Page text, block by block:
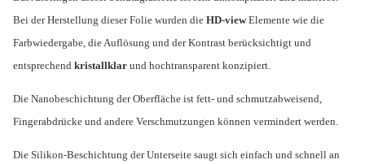
Bei der Herstellung dieser Folie wurden die HD-viewElemente wie die
Farbwiedergabe, die Auflösung und der Kontrast berücksichtigt und
entsprechend kristallklar und hochtransparent konzipiert.
Die Nanobeschichtung der Oberfläche ist fett- und schmutzabweisend,
Fingerabdrücke und andere Verschmutzungen können vermindert werden.
Die Silikon-Beschichtung der Unterseite saugt sich einfach und schnell an